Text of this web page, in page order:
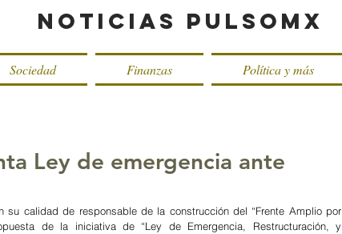
Noticias PulsoMX
Sociedad Finanzas Política y más
Ley de emergencia ante
su calidad de responsable de la construcción del “Frente Amplio por
de la iniciativa de “Ley de Emergencia, Restructuración, y